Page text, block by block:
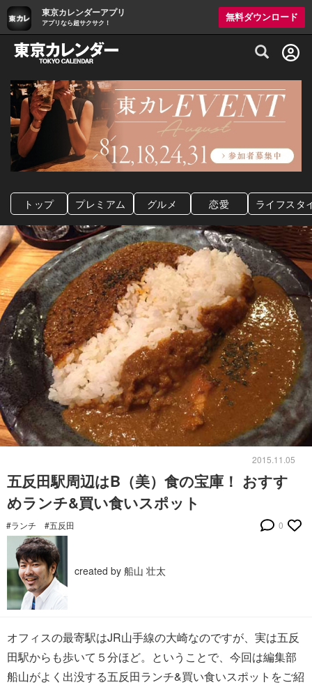
東京カレンダーアプリ
アプリなら超サクサク！
無料ダウンロード
グルメ情報・プレミアムレストラン予約
トップ プレミアム グルメ 恋愛 ライフスタ
2015.11.05
五反田駅周辺はB（美）食の宝庫！ おすす
めランチ&買い食いスポット
#ランチ #五反田 0
created by 船山 壮太
オフィスの最寄駅はJR山手線の大崎なのですが、実は五反
田駅からも歩いて５分ほど。ということで、今回は編集部
船山がよく出没する五反田ランチ&買い食いスポットをご紹